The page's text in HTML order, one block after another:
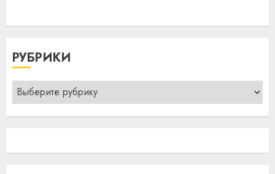
РУБРИКИ
Рубрики